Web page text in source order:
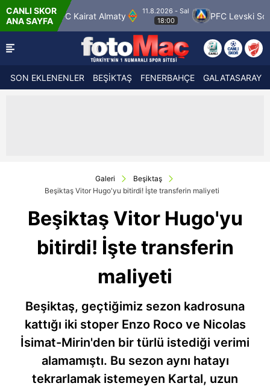
CANLI SKOR
ANA SAYFA
FC Kairat Almaty
11.8.2026 - Sal
18:00
PFC Levski Sofya
SON EKLENENLER BEŞİKTAŞ FENERBAHÇE GALATASARAY
Galeri
Beşiktaş
Beşiktaş Vitor Hugo'yu bitirdi! İşte transferin maliyeti
Beşiktaş Vitor Hugo'yu
bitirdi! İşte transferin
maliyeti
Beşiktaş, geçtiğimiz sezon kadrosuna
kattığı iki stoper Enzo Roco ve Nicolas
İsimat-Mirin'den bir türlü istediği verimi
alamamıştı. Bu sezon aynı hatayı
tekrarlamak istemeyen Kartal, uzun